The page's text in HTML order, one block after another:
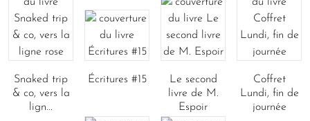
Snaked trip
& co, vers la
lign...
Écritures #15
Le second
livre de M.
Espoir
Coffret
Lundi, fin de
journée